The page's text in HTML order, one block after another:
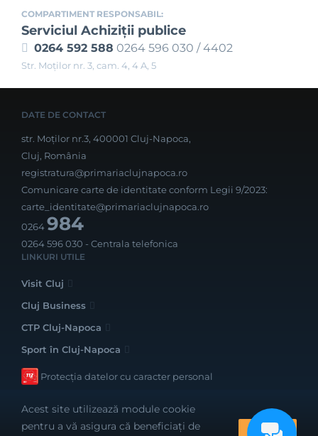
COMPARTIMENT RESPONSABIL:
Serviciul Achiziţii publice
0264 592 588 0264 596 030 / 4402
Str. Moţilor nr. 3, cam. 4, 4 A, 5
DATE DE CONTACT
str. Moților nr.3, 400001 Cluj-Napoca,
Cluj, România
registratura@primariaclujnapoca.ro
Comunicare carte de identitate conform Legii 9/2023:
carte_identitate@primariaclujnapoca.ro
0264984
0264 596 030 - Centrala telefonica
LINKURI UTILE
Visit Cluj
Cluj Business
CTP Cluj-Napoca
Sport în Cluj-Napoca
Protecția datelor cu caracter personal
Acest site utilizează module cookie
pentru a vă asigura că beneficiați de